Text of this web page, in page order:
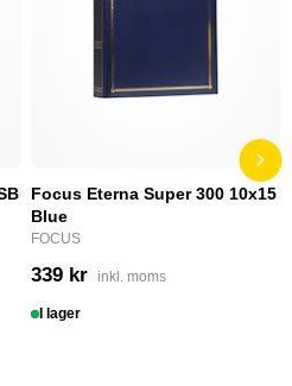
Focus Eterna Super 300 10x15
Blue
FOCUS
339 kr inkl. moms
I lager